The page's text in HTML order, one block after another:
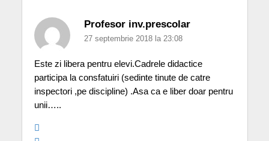
Profesor inv.prescolar
27 septembrie 2018 la 23:08
Este zi libera pentru elevi.Cadrele didactice
participa la consfatuiri (sedinte tinute de catre
inspectori ,pe discipline) .Asa ca e liber doar pentru
unii…..